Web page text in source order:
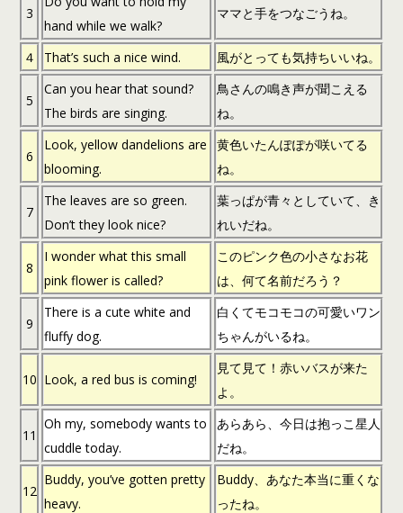
3
hand while we walk?
ママと手をつなごうね。
４ That’s such a nice wind. 風がとっても気持ちいいね。
5
Can you hear that sound?
The birds are singing.
鳥さんの鳴き声が聞こえる
ね。
6
Look, yellow dandelions are
blooming.
黄色いたんぽぽが咲いてる
ね。
7
The leaves are so green.
Don’t they look nice?
葉っぱが青々としていて、き
れいだね。
8
I wonder what this small
pink flower is called?
このピンク色の小さなお花
は、何て名前だろう？
9
There is a cute white and
fluffy dog.
白くてモコモコの可愛いワン
ちゃんがいるね。
10 Look, a red bus is coming!
見て見て！赤いバスが来た
よ。
11
Oh my, somebody wants to
cuddle today.
あらあら、今日は抱っこ星人
だね。
12
Buddy, you’ve gotten pretty
heavy.
Buddy、あなた本当に重くな
ったね。